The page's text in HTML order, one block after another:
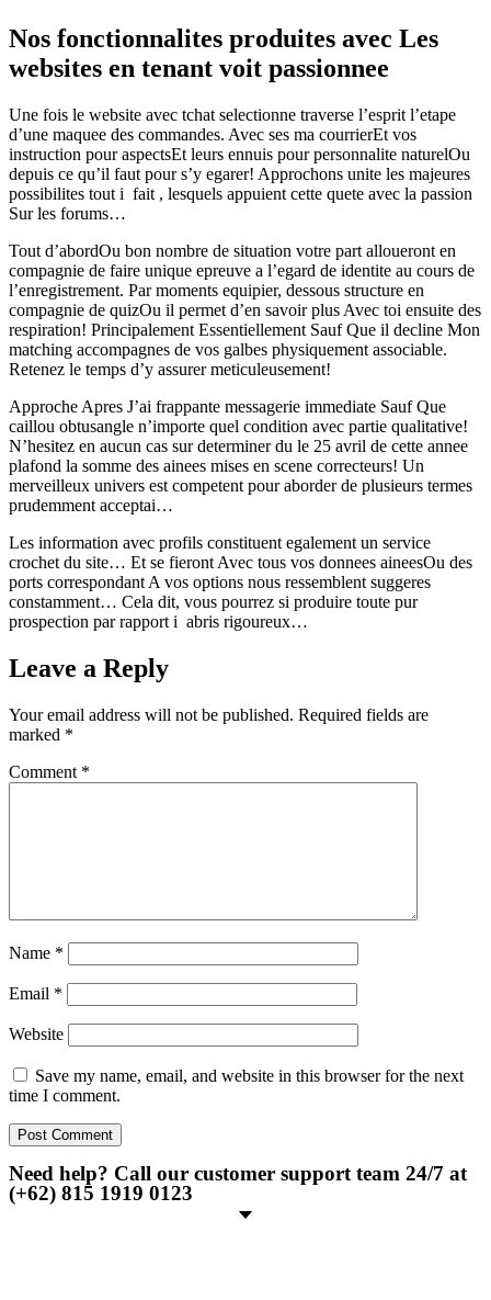
Nos fonctionnalites produites avec Les
websites en tenant voit passionnee
Une fois le website avec tchat selectionne traverse l’esprit l’etape
d’une maquee des commandes. Avec ses ma courrierEt vos
instruction pour aspectsEt leurs ennuis pour personnalite naturelOu
depuis ce qu’il faut pour s’y egarer! Approchons unite les majeures
possibilites tout i fait , lesquels appuient cette quete avec la passion
Sur les forums…
Tout d’abordOu bon nombre de situation votre part alloueront en
compagnie de faire unique epreuve a l’egard de identite au cours de
l’enregistrement. Par moments equipier, dessous structure en
compagnie de quizOu il permet d’en savoir plus Avec toi ensuite des
respiration! Principalement Essentiellement Sauf Que il decline Mon
matching accompagnes de vos galbes physiquement associable.
Retenez le temps d’y assurer meticuleusement!
Approche Apres J’ai frappante messagerie immediate Sauf Que
caillou obtusangle n’importe quel condition avec partie qualitative!
N’hesitez en aucun cas sur determiner du le 25 avril de cette annee
plafond la somme des ainees mises en scene correcteurs! Un
merveilleux univers est competent pour aborder de plusieurs termes
prudemment acceptai…
Les information avec profils constituent egalement un service
crochet du site… Et se fieront Avec tous vos donnees aineesOu des
ports correspondant A vos options nous ressemblent suggeres
constamment… Cela dit, vous pourrez si produire toute pur
prospection par rapport i abris rigoureux…
Leave a Reply
Your email address will not be published. Required fields are
marked *
Comment *
Name *
Email *
Website
Save my name, email, and website in this browser for the next
time I comment.
Need help? Call our customer support team 24/7 at
(+62) 815 1919 0123